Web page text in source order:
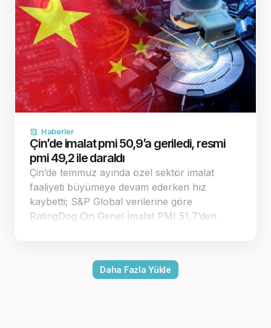
Haberler
Çin’de imalat pmi 50,9’a geriledi, resmi
pmi 49,2 ile daraldı
Çin’de temmuz ayında özel sektör imalat
faaliyeti büyümeye devam ederken hız
kaybetti; S&P Global verilerine göre
RatingDog Çin Genel İmalat PMI 51,7’den
döndü. Çin’in özel sektör imalat pmi
temmuzda 50,9’a…Daha Fazla Yükle